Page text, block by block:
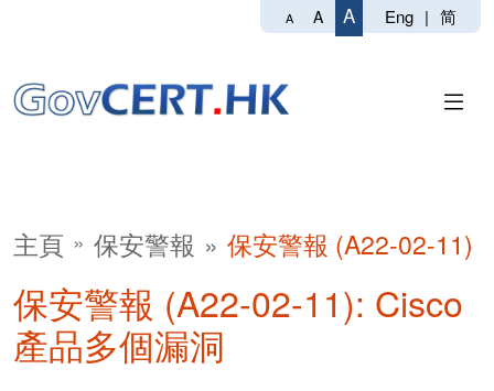
A A A Eng | 简
主頁 保安警報 保安警報 (A22-02-11)
保安警報 (A22-02-11): Cisco
產品多個漏洞